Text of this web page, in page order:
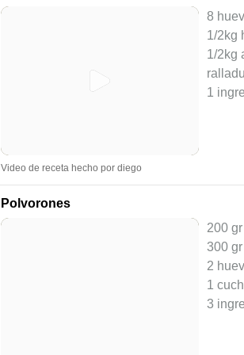
8
1/2kg
1/2kg
1
Video de receta hecho por diego
Polvorones
200
300
2
1
3